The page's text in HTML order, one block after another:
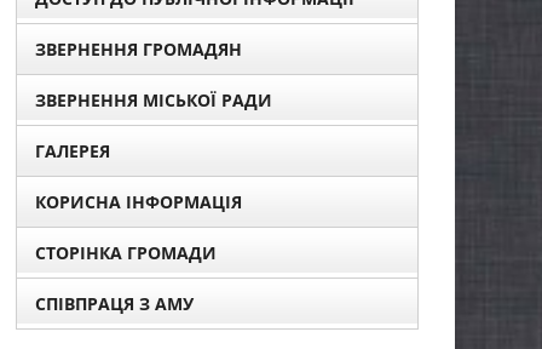
ЗВЕРНЕННЯ ГРОМАДЯН
ЗВЕРНЕННЯ МІСЬКОЇ РАДИ
ГАЛЕРЕЯ
КОРИСНА ІНФОРМАЦІЯ
СТОРІНКА ГРОМАДИ
СПІВПРАЦЯ З АМУ